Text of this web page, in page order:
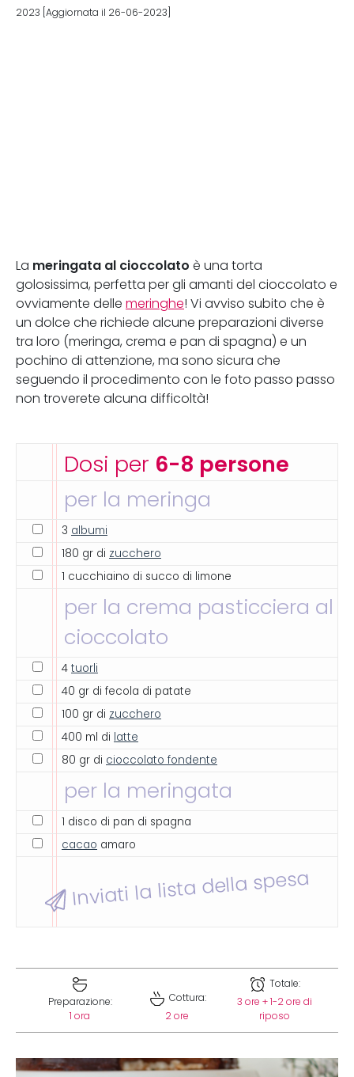
2023 [Aggiornata il 26-06-2023]
La meringata al cioccolato è una torta
golosissima, perfetta per gli amanti del cioccolato e
ovviamente delle meringhe! Vi avviso subito che è
un dolce che richiede alcune preparazioni diverse
tra loro (meringa, crema e pan di spagna) e un
pochino di attenzione, ma sono sicura che
seguendo il procedimento con le foto passo passo
non troverete alcuna difficoltà!
Dosi per 6-8 persone
per la meringa
3 albumi
180 gr di zucchero
1 cucchiaino di succo di limone
per la crema pasticciera al
cioccolato
4 tuorli
40 gr di fecola di patate
100 gr di zucchero
400 ml di latte
80 gr di cioccolato fondente
per la meringata
1 disco di pan di spagna
cacao amaro
Inviati la lista della spesa
Preparazione:
1 ora
Cottura:
2 ore
Totale:
3 ore + 1-2 ore di
riposo